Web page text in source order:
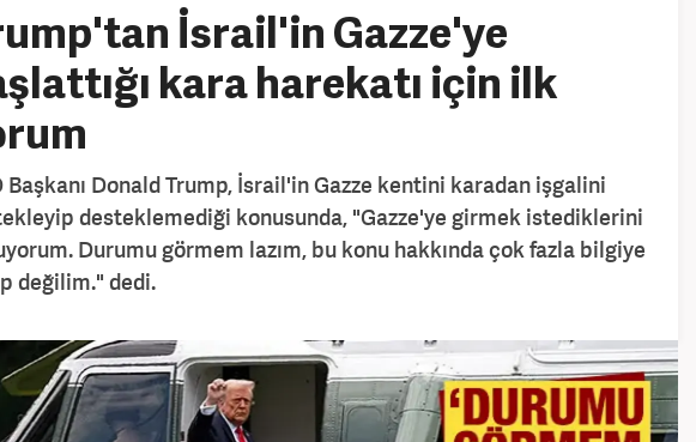
İsrail'in Gazze'ye
kara harekatı için ilk
Başkanı Donald Trump, İsrail'in Gazze kentini karadan işgalini
desteklemediği konusunda, "Gazze'ye girmek istediklerini
Durumu görmem lazım, bu konu hakkında çok fazla bilgiye
değilim." dedi.